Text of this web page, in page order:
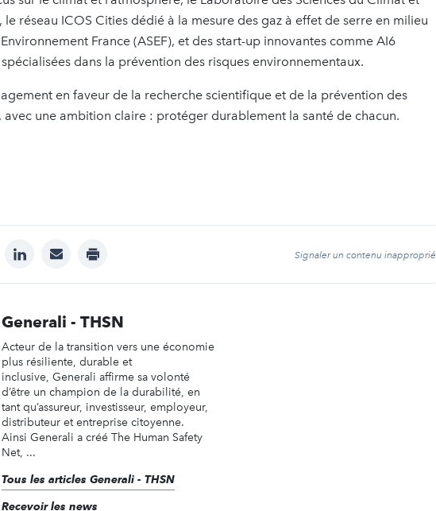
le réseau ICOS Cities dédié à la mesure des gaz à effet de serre en milieu
France (ASEF), et des start-up innovantes comme AI6
dans la prévention des risques environnementaux.
en faveur de la recherche scientifique et de la prévention des
avec une ambition claire : protéger durablement la santé de chacun.
linkedinmail print Signaler un contenu inapproprié
Generali - THSN
Acteur de la transition vers une économie
plus résiliente, durable et
inclusive, Generali affirme sa volonté
d’être un champion de la durabilité, en
tant qu’assureur, investisseur, employeur,
distributeur et entreprise citoyenne.
Ainsi Generali a créé The Human Safety
Net, ...
Tous les articles Generali - THSN
Recevoir les news